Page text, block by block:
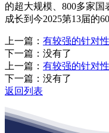
的超大规模、800多家国
成长到今2025第13届的
上一篇： 有较强的针对
下一篇：没有了
上一篇： 有较强的针对
下一篇：没有了
返回列表